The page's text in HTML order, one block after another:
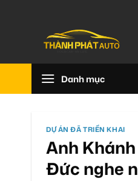
Danh mục
DỰ ÁN ĐÃ TRIỂN KHAI
Anh
Đức nghe